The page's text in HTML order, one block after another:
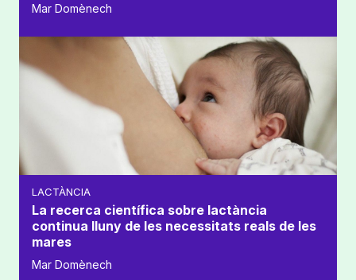
Mar Domènech
LACTÀNCIA
La recerca científica sobre lactància
continua lluny de les necessitats reals de les
mares
Mar Domènech